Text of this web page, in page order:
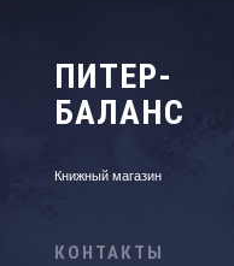
ПИТЕР-
БАЛАНС
Книжный магазин
КОНТАКТЫ